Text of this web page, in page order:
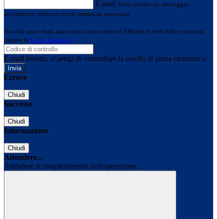
E-mail Verrà inviato un messaggio
all'indirizzo indicato con le istruzioni necessarie.
Non hai una e-mail associata al nome utente? Effettua il reset della password
tramite la Login Spaggiari
E-mail inviata, si prega di controllare la casella di posta elettronica!
Errore
Chiudi
Successo
Chiudi
Informazione
Chiudi
Attendere...
Attendere il completamento dell'operazione...